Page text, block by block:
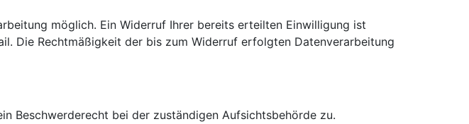
möglich. Ein Widerruf Ihrer bereits erteilten Einwilligung ist
Die Rechtmäßigkeit der bis zum Widerruf erfolgten Datenverarbeitung
Beschwerderecht bei der zuständigen Aufsichtsbehörde zu.